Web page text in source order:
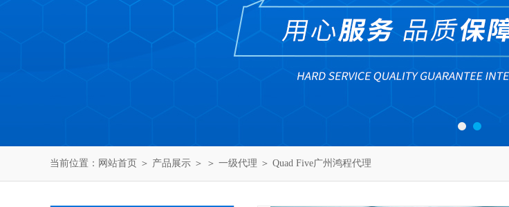
当前位置： 网站首页 ＞ 产品展示 ＞ ＞ 一级代理 ＞ Quad Five广州鸿程代理